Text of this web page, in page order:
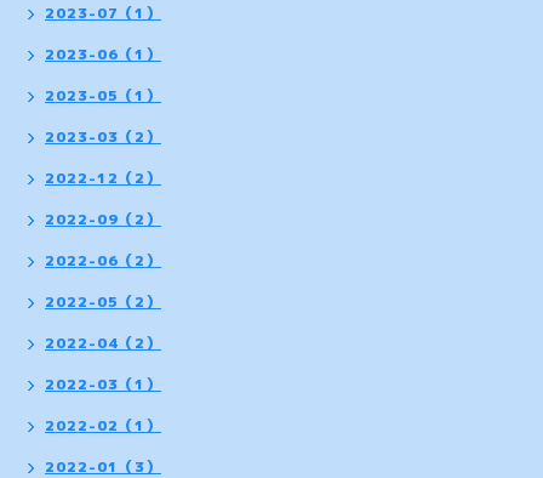
2023-07（1）
2023-06（1）
2023-05（1）
2023-03（2）
2022-12（2）
2022-09（2）
2022-06（2）
2022-05（2）
2022-04（2）
2022-03（1）
2022-02（1）
2022-01（3）